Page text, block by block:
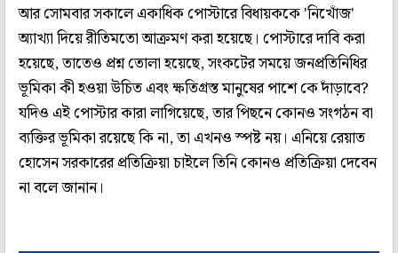
আর সোমবার সকালে একাধিক পোস্টারে বিধায়ককে 'নিখোঁজ'
অ্যাখ্যা দিয়ে রীতিমতো আক্রমণ করা হয়েছে। পোস্টারে দাবি করা
হয়েছে, তাতেও প্রশ্ন তোলা হয়েছে, সংকটের সময়ে জনপ্রতিনিধির
ভূমিকা কী হওয়া উচিত এবং ক্ষতিগ্রস্ত মানুষের পাশে কে দাঁড়াবে?
যদিও এই পোস্টার কারা লাগিয়েছে, তার পিছনে কোনও সংগঠন বা
ব্যক্তির ভূমিকা রয়েছে কি না, তা এখনও স্পষ্ট নয়। এনিয়ে রেয়াত
হোসেন সরকারের প্রতিক্রিয়া চাইলে তিনি কোনও প্রতিক্রিয়া দেবেন
না বলে জানান।